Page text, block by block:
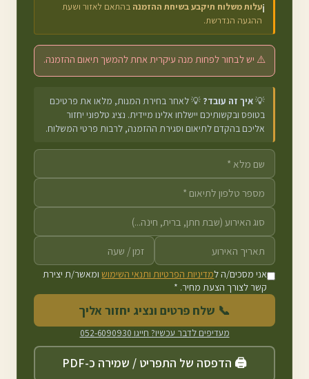
ℹ️עלות משלוח תיקבע בשיחת ההזמנה בהתאם לאזור ושעת
ההגעה הנדרשת.
⚠️ יש לבחור לפחות מנה עיקרית אחת להמשך תיאום ההזמנה.
💡איך זה עובד? 💡 לאחר בחירת המנות, מלאו את פרטיכם
בטופס ובקשותיכם יישלחו אלינו מיידית. נציג טלפוני יחזור
אליכם בהקדם לתיאום וסגירת ההזמנה, לרבות פרטי המשלוח.
אני מסכים/ה למדיניות הפרטיות ותנאי השימושומאשר/ת יצירת
קשר לצורך הצעת מחיר. *
📞 שלח פרטים ונציג יחזור אליך
מעדיפים לדבר עכשיו? חייגו 052-6090930
🖨️ הדפסה של התפריט / שמירה כ-PDF